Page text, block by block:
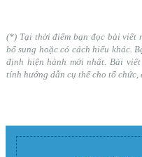
(*) Tại thời điểm bạn đọc bài viết
bổ sung hoặc có cách hiểu khác.
định hiện hành mới nhất. Bài
tính hướng dẫn cụ thể cho tổ chức,